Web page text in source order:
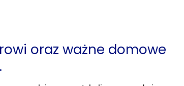
oraz ważne domowe